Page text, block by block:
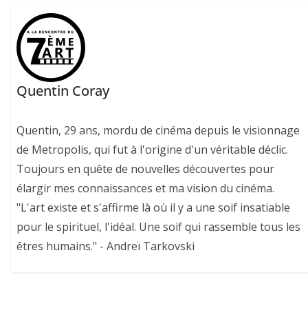
Quentin Coray
Quentin, 29 ans, mordu de cinéma depuis le visionnage
de Metropolis, qui fut à l'origine d'un véritable déclic.
Toujours en quête de nouvelles découvertes pour
élargir mes connaissances et ma vision du cinéma.
"L'art existe et s'affirme là où il y a une soif insatiable
pour le spirituel, l'idéal. Une soif qui rassemble tous les
êtres humains." - Andreï Tarkovski